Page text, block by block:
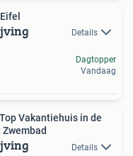
Details
Dagtopper
Vandaag
Vakantiehuis in de
Zwembad
Details